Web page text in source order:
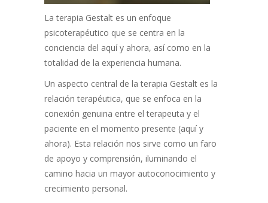
La terapia Gestalt es un enfoque
psicoterapéutico que se centra en la
conciencia del aquí y ahora, así como en la
totalidad de la experiencia humana.
Un aspecto central de la terapia Gestalt es la
relación terapéutica, que se enfoca en la
conexión genuina entre el terapeuta y el
paciente en el momento presente (aquí y
ahora). Esta relación nos sirve como un faro
de apoyo y comprensión, iluminando el
camino hacia un mayor autoconocimiento y
crecimiento personal.